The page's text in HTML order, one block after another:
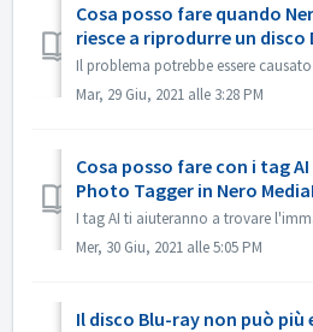
Cosa posso fare quando
riesce a riprodurre un disco
Mar, 29 Giu, 2021 alle 3:28 PM
Cosa posso fare con i tag
Photo Tagger in Nero
Mer, 30 Giu, 2021 alle 5:05 PM
Il disco Blu-ray non può